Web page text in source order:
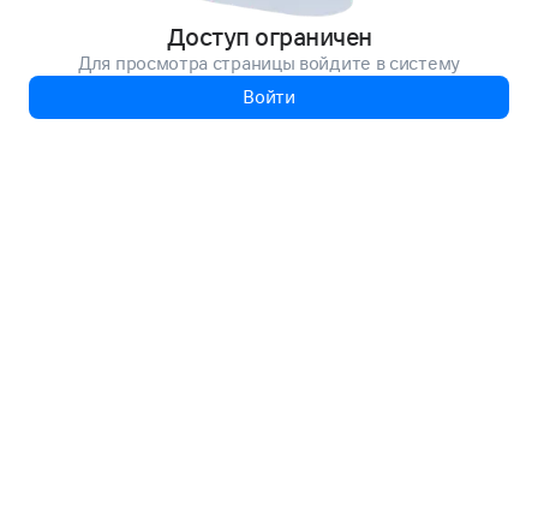
Доступ ограничен
Для просмотра страницы войдите в систему
Войти